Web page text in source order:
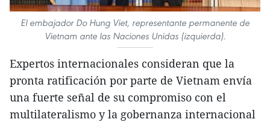
El embajador Do Hung Viet, representante permanente de
Vietnam ante las Naciones Unidas (izquierda).
Expertos internacionales consideran que la
pronta ratificación por parte de Vietnam envía
una fuerte señal de su compromiso con el
multilateralismo y la gobernanza internacional